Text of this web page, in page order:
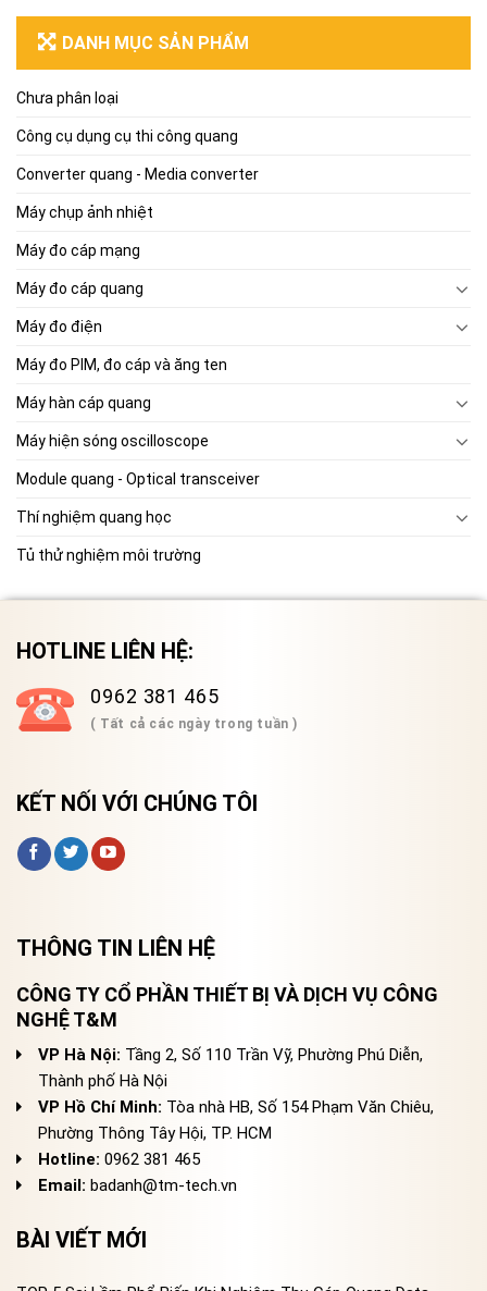
DANH MỤC SẢN PHẨM
Chưa phân loại
Công cụ dụng cụ thi công quang
Converter quang - Media converter
Máy chụp ảnh nhiệt
Máy đo cáp mạng
Máy đo cáp quang
Máy đo điện
Máy đo PIM, đo cáp và ăng ten
Máy hàn cáp quang
Máy hiện sóng oscilloscope
Module quang - Optical transceiver
Thí nghiệm quang học
Tủ thử nghiệm môi trường
HOTLINE LIÊN HỆ:
0962 381 465
( Tất cả các ngày trong tuần )
KẾT NỐI VỚI CHÚNG TÔI
THÔNG TIN LIÊN HỆ
CÔNG TY CỔ PHẦN THIẾT BỊ VÀ DỊCH VỤ CÔNG
NGHỆ T&M
VP Hà Nội: Tầng 2, Số 110 Trần Vỹ, Phường Phú Diễn,
Thành phố Hà Nội
VP Hồ Chí Minh: Tòa nhà HB, Số 154 Phạm Văn Chiêu,
Phường Thông Tây Hội, TP. HCM
Hotline: 0962 381 465
Email: badanh@tm-tech.vn
BÀI VIẾT MỚI